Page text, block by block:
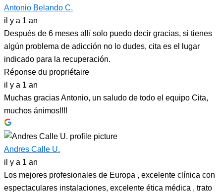
Antonio Belando C.
il y a 1 an
Después de 6 meses allí solo puedo decir gracias, si tienes
algún problema de adicción no lo dudes, cita es el lugar
indicado para la recuperación.
Réponse du propriétaire
il y a 1 an
Muchas gracias Antonio, un saludo de todo el equipo Cita,
muchos ánimos!!!!
Andres Calle U.
il y a 1 an
Los mejores profesionales de Europa , excelente clínica con
espectaculares instalaciones, excelente ética médica , trato